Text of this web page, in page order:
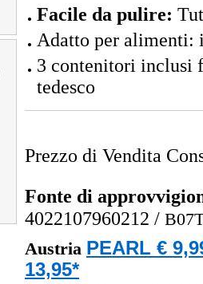
Facile da pulire:
Adatto per alimenti:
3 contenitori inclusi
tedesco
Prezzo di Vendita
Fonte di
4022107960212 /
Austria PEARL €
13,95*